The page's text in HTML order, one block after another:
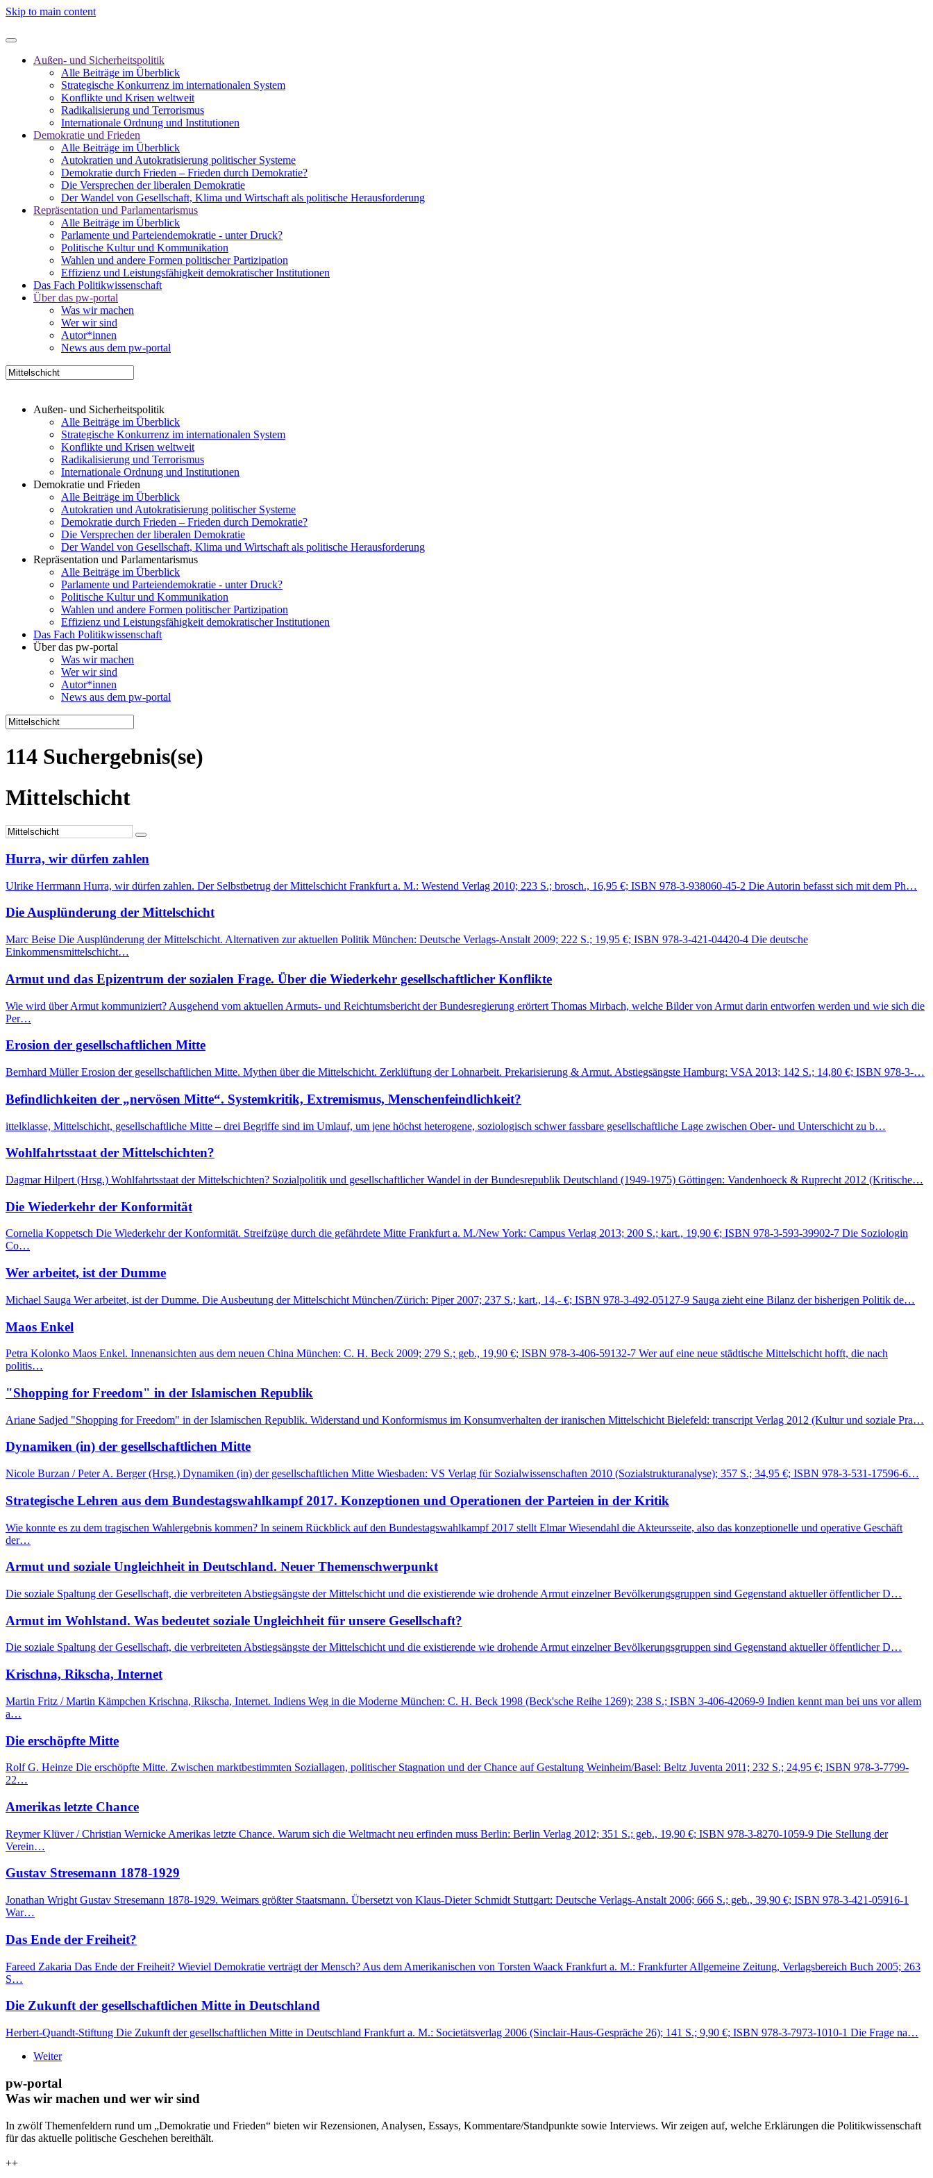
Skip to main content
Außen- und Sicherheitspolitik
Alle Beiträge im Überblick
Strategische Konkurrenz im internationalen System
Konflikte und Krisen weltweit
Radikalisierung und Terrorismus
Internationale Ordnung und Institutionen
Demokratie und Frieden
Alle Beiträge im Überblick
Autokratien und Autokratisierung politischer Systeme
Demokratie durch Frieden – Frieden durch Demokratie?
Die Versprechen der liberalen Demokratie
Der Wandel von Gesellschaft, Klima und Wirtschaft als politische Herausforderung
Repräsentation und Parlamentarismus
Alle Beiträge im Überblick
Parlamente und Parteiendemokratie - unter Druck?
Politische Kultur und Kommunikation
Wahlen und andere Formen politischer Partizipation
Effizienz und Leistungsfähigkeit demokratischer Institutionen
Das Fach Politikwissenschaft
Über das pw-portal
Was wir machen
Wer wir sind
Autor*innen
News aus dem pw-portal
Außen- und Sicherheitspolitik
Alle Beiträge im Überblick
Strategische Konkurrenz im internationalen System
Konflikte und Krisen weltweit
Radikalisierung und Terrorismus
Internationale Ordnung und Institutionen
Demokratie und Frieden
Alle Beiträge im Überblick
Autokratien und Autokratisierung politischer Systeme
Demokratie durch Frieden – Frieden durch Demokratie?
Die Versprechen der liberalen Demokratie
Der Wandel von Gesellschaft, Klima und Wirtschaft als politische Herausforderung
Repräsentation und Parlamentarismus
Alle Beiträge im Überblick
Parlamente und Parteiendemokratie - unter Druck?
Politische Kultur und Kommunikation
Wahlen und andere Formen politischer Partizipation
Effizienz und Leistungsfähigkeit demokratischer Institutionen
Das Fach Politikwissenschaft
Über das pw-portal
Was wir machen
Wer wir sind
Autor*innen
News aus dem pw-portal
114 Suchergebnis(se)
Mittelschicht
Hurra, wir dürfen zahlen
Ulrike Herrmann Hurra, wir dürfen zahlen. Der Selbstbetrug der Mittelschicht Frankfurt a. M.: Westend Verlag 2010; 223 S.; brosch., 16,95 €; ISBN 978-3-938060-45-2 Die Autorin befasst sich mit dem Ph…
Die Ausplünderung der Mittelschicht
Marc Beise Die Ausplünderung der Mittelschicht. Alternativen zur aktuellen Politik München: Deutsche Verlags-Anstalt 2009; 222 S.; 19,95 €; ISBN 978-3-421-04420-4 Die deutsche
Einkommensmittelschicht…
Armut und das Epizentrum der sozialen Frage. Über die Wiederkehr gesellschaftlicher Konflikte
Wie wird über Armut kommuniziert? Ausgehend vom aktuellen Armuts- und Reichtumsbericht der Bundesregierung erörtert Thomas Mirbach, welche Bilder von Armut darin entworfen werden und wie sich die
Per…
Erosion der gesellschaftlichen Mitte
Bernhard Müller Erosion der gesellschaftlichen Mitte. Mythen über die Mittelschicht. Zerklüftung der Lohnarbeit. Prekarisierung & Armut. Abstiegsängste Hamburg: VSA 2013; 142 S.; 14,80 €; ISBN 978-3-…
Befindlichkeiten der „nervösen Mitte“. Systemkritik, Extremismus, Menschenfeindlichkeit?
ittelklasse, Mittelschicht, gesellschaftliche Mitte – drei Begriffe sind im Umlauf, um jene höchst heterogene, soziologisch schwer fassbare gesellschaftliche Lage zwischen Ober- und Unterschicht zu b…
Wohlfahrtsstaat der Mittelschichten?
Dagmar Hilpert (Hrsg.) Wohlfahrtsstaat der Mittelschichten? Sozialpolitik und gesellschaftlicher Wandel in der Bundesrepublik Deutschland (1949-1975) Göttingen: Vandenhoeck & Ruprecht 2012 (Kritische…
Die Wiederkehr der Konformität
Cornelia Koppetsch Die Wiederkehr der Konformität. Streifzüge durch die gefährdete Mitte Frankfurt a. M./New York: Campus Verlag 2013; 200 S.; kart., 19,90 €; ISBN 978-3-593-39902-7 Die Soziologin
Co…
Wer arbeitet, ist der Dumme
Michael Sauga Wer arbeitet, ist der Dumme. Die Ausbeutung der Mittelschicht München/Zürich: Piper 2007; 237 S.; kart., 14,- €; ISBN 978-3-492-05127-9 Sauga zieht eine Bilanz der bisherigen Politik de…
Maos Enkel
Petra Kolonko Maos Enkel. Innenansichten aus dem neuen China München: C. H. Beck 2009; 279 S.; geb., 19,90 €; ISBN 978-3-406-59132-7 Wer auf eine neue städtische Mittelschicht hofft, die nach
politis…
"Shopping for Freedom" in der Islamischen Republik
Ariane Sadjed "Shopping for Freedom" in der Islamischen Republik. Widerstand und Konformismus im Konsumverhalten der iranischen Mittelschicht Bielefeld: transcript Verlag 2012 (Kultur und soziale Pra…
Dynamiken (in) der gesellschaftlichen Mitte
Nicole Burzan / Peter A. Berger (Hrsg.) Dynamiken (in) der gesellschaftlichen Mitte Wiesbaden: VS Verlag für Sozialwissenschaften 2010 (Sozialstrukturanalyse); 357 S.; 34,95 €; ISBN 978-3-531-17596-6…
Strategische Lehren aus dem Bundestagswahlkampf 2017. Konzeptionen und Operationen der Parteien in der Kritik
Wie konnte es zu dem tragischen Wahlergebnis kommen? In seinem Rückblick auf den Bundestagswahlkampf 2017 stellt Elmar Wiesendahl die Akteursseite, also das konzeptionelle und operative Geschäft
der…
Armut und soziale Ungleichheit in Deutschland. Neuer Themenschwerpunkt
Die soziale Spaltung der Gesellschaft, die verbreiteten Abstiegsängste der Mittelschicht und die existierende wie drohende Armut einzelner Bevölkerungsgruppen sind Gegenstand aktueller öffentlicher D…
Armut im Wohlstand. Was bedeutet soziale Ungleichheit für unsere Gesellschaft?
Die soziale Spaltung der Gesellschaft, die verbreiteten Abstiegsängste der Mittelschicht und die existierende wie drohende Armut einzelner Bevölkerungsgruppen sind Gegenstand aktueller öffentlicher D…
Krischna, Rikscha, Internet
Martin Fritz / Martin Kämpchen Krischna, Rikscha, Internet. Indiens Weg in die Moderne München: C. H. Beck 1998 (Beck'sche Reihe 1269); 238 S.; ISBN 3-406-42069-9 Indien kennt man bei uns vor allem
a…
Die erschöpfte Mitte
Rolf G. Heinze Die erschöpfte Mitte. Zwischen marktbestimmten Soziallagen, politischer Stagnation und der Chance auf Gestaltung Weinheim/Basel: Beltz Juventa 2011; 232 S.; 24,95 €; ISBN 978-3-7799-
22…
Amerikas letzte Chance
Reymer Klüver / Christian Wernicke Amerikas letzte Chance. Warum sich die Weltmacht neu erfinden muss Berlin: Berlin Verlag 2012; 351 S.; geb., 19,90 €; ISBN 978-3-8270-1059-9 Die Stellung der
Verein…
Gustav Stresemann 1878-1929
Jonathan Wright Gustav Stresemann 1878-1929. Weimars größter Staatsmann. Übersetzt von Klaus-Dieter Schmidt Stuttgart: Deutsche Verlags-Anstalt 2006; 666 S.; geb., 39,90 €; ISBN 978-3-421-05916-1
War…
Das Ende der Freiheit?
Fareed Zakaria Das Ende der Freiheit? Wieviel Demokratie verträgt der Mensch? Aus dem Amerikanischen von Torsten Waack Frankfurt a. M.: Frankfurter Allgemeine Zeitung, Verlagsbereich Buch 2005; 263
S…
Die Zukunft der gesellschaftlichen Mitte in Deutschland
Herbert-Quandt-Stiftung Die Zukunft der gesellschaftlichen Mitte in Deutschland Frankfurt a. M.: Societätsverlag 2006 (Sinclair-Haus-Gespräche 26); 141 S.; 9,90 €; ISBN 978-3-7973-1010-1 Die Frage na…
Weiter
pw-portal
Was wir machen und wer wir sind
In zwölf Themenfeldern rund um „Demokratie und Frieden“ bieten wir Rezensionen, Analysen, Essays, Kommentare/Standpunkte sowie Interviews. Wir zeigen auf, welche Erklärungen die Politikwissenschaft
für das aktuelle politische Geschehen bereithält.
++